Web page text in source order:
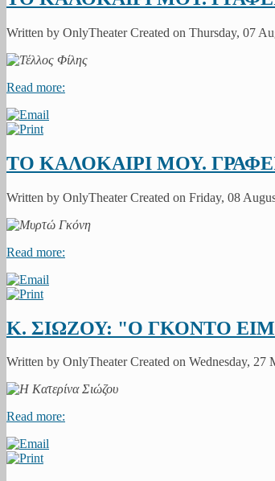
Written by OnlyTheater Created on Thursday, 07
Read more:
ΤΟ ΚΑΛΟΚΑΙΡΙ ΜΟΥ.
Written by OnlyTheater Created on Friday, 08
Read more:
Κ. ΣΙΩΖΟΥ: "Ο ΓΚΟΝΤΟ
Written by OnlyTheater Created on Wednesday, 27
Read more: